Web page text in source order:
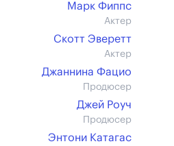
Марк Фиппс
Актер
Скотт Эверетт
Актер
Джаннина Фацио
Продюсер
Джей Роуч
Продюсер
Энтони Катагас